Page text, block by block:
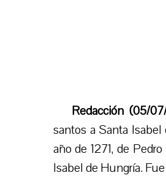
Redacción (05/
santos a Santa Isabel
año de 1271, de
Isabel de Hungría.